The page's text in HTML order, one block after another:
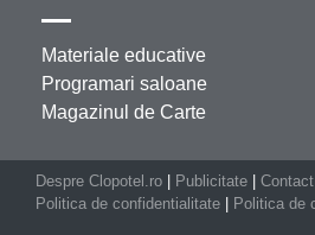
Materiale educative
Programari saloane
Magazinul de Carte
Despre Clopotel.ro Publicitate Contact
Politica de confidentialitate
Politica de